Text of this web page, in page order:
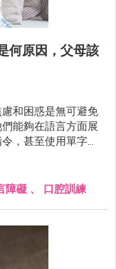
何原因，父母該
和困惑是無可避免
能夠在語言方面展
，甚至使用單字表
，家長往往會感到
障礙 、 口腔訓練